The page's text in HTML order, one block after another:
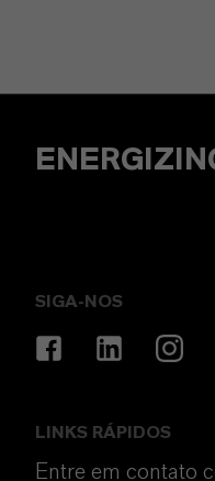
SIGA-NOS
LINKS RÁPIDOS
Entre em contato